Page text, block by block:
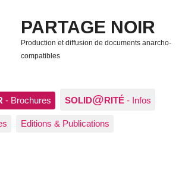
PARTAGE NOIR
Production et diffusion de documents anarcho-
compatibles
- Brochures SOLID@RITÉ - Infos
Editions & Publications